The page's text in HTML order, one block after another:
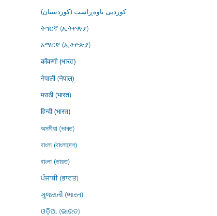
کوردیی ناوەڕاست (کوردستان)
ትግርኛ (ኢትዮጵያ)
አማርኛ (ኢትዮጵያ)
कोंकणी (भारत)
नेपाली (नेपाल)
मराठी (भारत)
हिन्दी (भारत)
অসমীয়া (ভাৰত)
বাংলা (বাংলাদেশ)
বাংলা (ভারত)
ਪੰਜਾਬੀ (ਭਾਰਤ)
ગુજરાતી (ભારત)
ଓଡ଼ିଆ (ଭାରତ)